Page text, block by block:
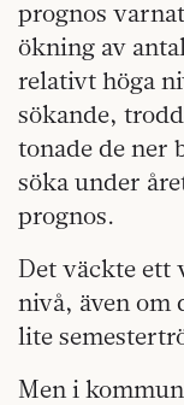
prognos
ökning av
relativt höga
sökande,
tonade de ner
söka under
prognos.
Det väckte ett
nivå, även om
lite
Men i